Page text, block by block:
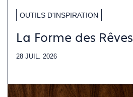
OUTILS D'INSPIRATION
La Forme des Rêves
28 JUIL. 2026